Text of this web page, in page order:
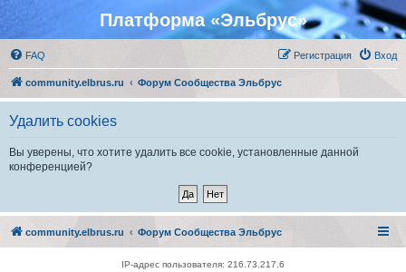
Платформа «Эльбрус»
FAQ Вход
Регистрация
community.elbrus.ru Форум Сообщества Эльбрус
Удалить cookies
Вы уверены, что хотите удалить все cookie, установленные данной
конференцией?
community.elbrus.ru Форум Сообщества Эльбрус
IP-адрес пользователя: 216.73.217.6